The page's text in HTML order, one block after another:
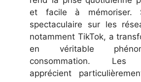
et facile à mémoriser.
spectaculaire sur les
notamment TikTok, a
en véritable
consommation. Les
apprécient